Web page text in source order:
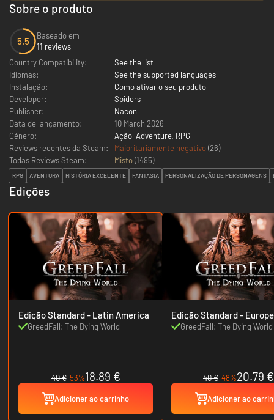
Sobre o produto
5.5
Baseado em
11 reviews
Country Compatibility:
See the list
Idiomas:
See the supported languages
Instalação:
Como ativar o seu produto
Developer:
Spiders
Publisher:
Nacon
Data de lançamento:
10 March 2026
Género:
Ação, Adventure, RPG
Reviews recentes da Steam:
Maioritariamente negativo(26)
Todas Reviews Steam:
Misto(1495)
RPG AVENTURA HISTÓRIA EXCELENTE FANTASIA PERSONALIZAÇÃO DE PERSONAGENS
Edições
Edição Standard - Latin America
GreedFall: The Dying World
40 €-53%18.89 €
Adicioner ao carrinho
Edição Standard - Europe & USA
& Canada
GreedFall: The Dying World
40 €-48%20.79 €
Adicioner ao